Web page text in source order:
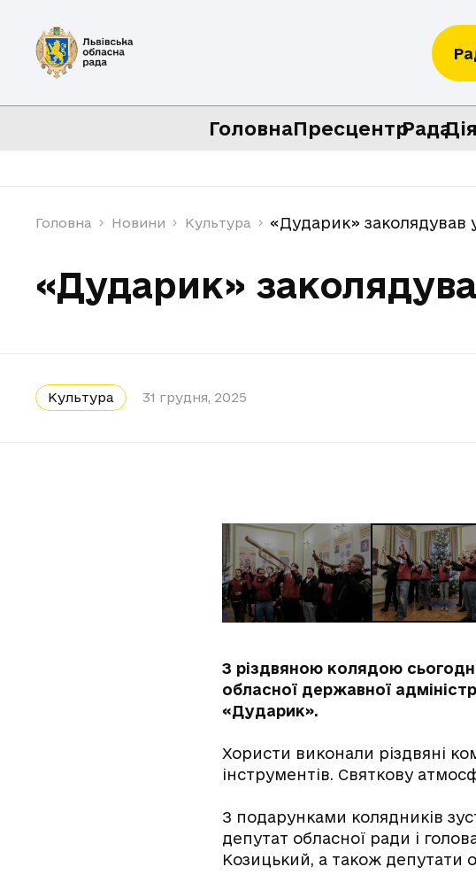
ГоловнаПресцентрРада
Головна Новини Культура «Дударик» заколядував
«Дударик»
Культура 31 грудня, 2025
З різдвяною колядою
обласної державної
«Дударик».
Хористи виконали різдвяні
інструментів. Святкову
З подарунками колядників
депутат обласної ради і
Козицький, а також депутати